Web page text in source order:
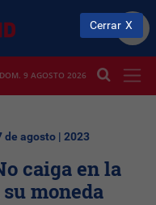
DOM. 9 AGOSTO 2026
de agosto | 2023
caiga en la
moneda
Cerrar